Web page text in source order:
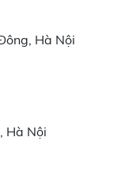
Hà Nội
Hà Nội